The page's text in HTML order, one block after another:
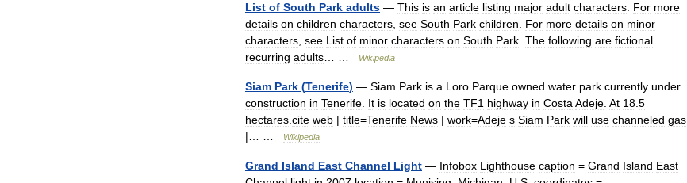
List of South Park adults — This is an article listing major adult characters For more
details on children characters see South Park children For more details on minor
characters see List of minor characters on South Park The following are fictional
recurring adults Wikipedia
Siam Park (Tenerife) — Siam Park is a Loro Parque owned water park currently under
construction in Tenerife It is located on the TF1 highway in Costa Adeje At 18 5
hectares cite web | title=Tenerife News | work=Adeje s Siam Park will use channeled gas
|… …
Wikipedia
Grand Island East Channel Light — Infobox Lighthouse caption = Grand Island East